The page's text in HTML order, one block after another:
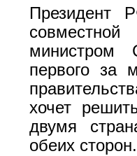
Президент
министром
первого за
хочет
двумя
обеих сторон.